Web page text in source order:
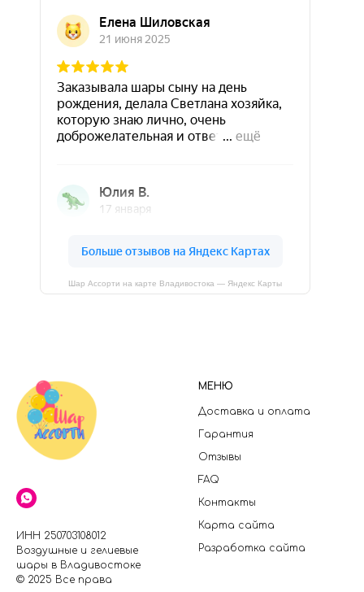
Шар Ассорти на карте Владивостока — Яндекс Карты
ИНН 250703108012
Воздушные и гелиевые
шары в Владивостоке
© 2025 Все права
МЕНЮ
Доставка и оплата
Гарантия
Отзывы
FAQ
Контакты
Карта сайта
Разработка сайта